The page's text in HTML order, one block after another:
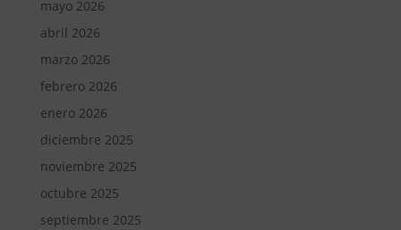
mayo 2026
abril 2026
marzo 2026
febrero 2026
enero 2026
diciembre 2025
noviembre 2025
octubre 2025
septiembre 2025